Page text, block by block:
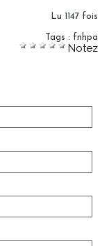
Lu 1147 fois
Tags : fnhpa
Notez